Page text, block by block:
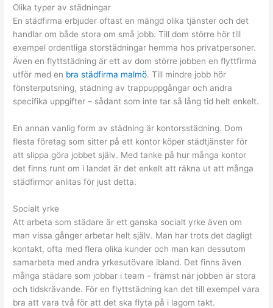
Olika typer av städningar
En städfirma erbjuder oftast en mängd olika tjänster och det
handlar om både stora om små jobb. Till dom större hör till
exempel ordentliga storstädningar hemma hos privatpersoner.
Även en flyttstädning är ett av dom större jobben en flyttfirma
utför med en bra städfirma malmö. Till mindre jobb hör
fönsterputsning, städning av trappuppgångar och andra
specifika uppgifter – sådant som inte tar så lång tid helt enkelt.
En annan vanlig form av städning är kontorsstädning. Dom
flesta företag som sitter på ett kontor köper städtjänster för
att slippa göra jobbet själv. Med tanke på hur många kontor
det finns runt om i landet är det enkelt att räkna ut att många
städfirmor anlitas för just detta.
Socialt yrke
Att arbeta som städare är ett ganska socialt yrke även om
man vissa gånger arbetar helt själv. Man har trots det dagligt
kontakt, ofta med flera olika kunder och man kan dessutom
samarbeta med andra yrkesutövare ibland. Det finns även
många städare som jobbar i team – främst när jobben är stora
och tidskrävande. För en flyttstädning kan det till exempel vara
bra att vara två för att det ska flyta på i lagom takt.